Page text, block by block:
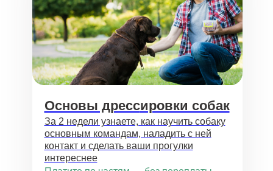
Основы дрессировки собак
За 2 недели узнаете, как научить собаку
ос новным командам, наладить с ней
контакт и сделать ваши прогулки
интереснее